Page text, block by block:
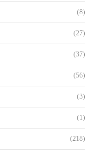
(8)
(27)
(37)
(56)
(3)
(1)
(218)